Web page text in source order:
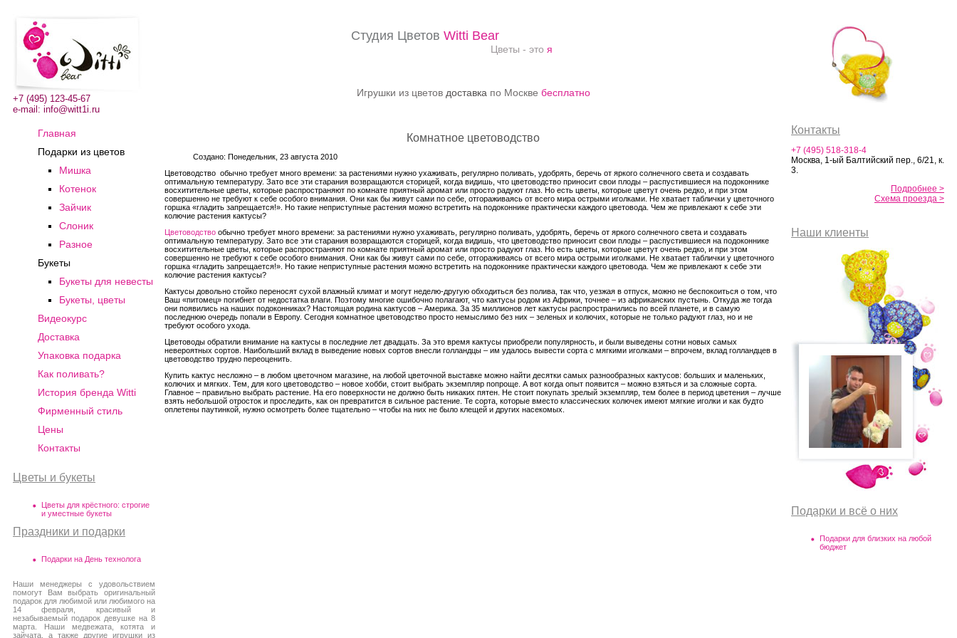
+7 (495) 123-45-67
e-mail: info@witt1i.ru
Студия Цветов Witti Bear
Цветы - это я
Игрушки из цветов доставка по Москве бесплатно
Главная
Подарки из цветов
Мишка
Котенок
Зайчик
Слоник
Разное
Букеты
Букеты для невесты
Букеты, цветы
Видеокурс
Доставка
Упаковка подарка
Как поливать?
История бренда Witti
Фирменный стиль
Цены
Контакты
Цветы и букеты
Цветы для крёстного: строгие
и уместные букеты
Праздники и подарки
Подарки на День технолога
Наши менеджеры с удовольствием
помогут Вам выбрать оригинальный
подарок для любимой или любимого на
14 февраля, красивый и
незабываемый подарок девушке на 8
марта. Наши медвежата, котята и
зайчата, а также другие игрушки из
Комнатное цветоводство
Создано: Понедельник, 23 августа 2010
Цветоводство обычно требует много времени: за растениями нужно ухаживать, регулярно поливать, удобрять, беречь от яркого солнечного света и создавать
оптимальную температуру. Зато все эти старания возвращаются сторицей, когда видишь, что цветоводство приносит свои плоды – распустившиеся на подоконнике
восхитительные цветы, которые распространяют по комнате приятный аромат или просто радуют глаз. Но есть цветы, которые цветут очень редко, и при этом
совершенно не требуют к себе особого внимания. Они как бы живут сами по себе, отгораживаясь от всего мира острыми иголками. Не хватает таблички у цветочного
горшка «гладить запрещается!». Но такие неприступные растения можно встретить на подоконнике практически каждого цветовода. Чем же привлекают к себе эти
колючие растения кактусы?
Цветоводство обычно требует много времени: за растениями нужно ухаживать, регулярно поливать, удобрять, беречь от яркого солнечного света и создавать
оптимальную температуру. Зато все эти старания возвращаются сторицей, когда видишь, что цветоводство приносит свои плоды – распустившиеся на подоконнике
восхитительные цветы, которые распространяют по комнате приятный аромат или просто радуют глаз. Но есть цветы, которые цветут очень редко, и при этом
совершенно не требуют к себе особого внимания. Они как бы живут сами по себе, отгораживаясь от всего мира острыми иголками. Не хватает таблички у цветочного
горшка «гладить запрещается!». Но такие неприступные растения можно встретить на подоконнике практически каждого цветовода. Чем же привлекают к себе эти
колючие растения кактусы?
Кактусы довольно стойко переносят сухой влажный климат и могут неделю-другую обходиться без полива, так что, уезжая в отпуск, можно не беспокоиться о том, что
Ваш «питомец» погибнет от недостатка влаги. Поэтому многие ошибочно полагают, что кактусы родом из Африки, точнее – из африканских пустынь. Откуда же тогда
они появились на наших подоконниках? Настоящая родина кактусов – Америка. За 35 миллионов лет кактусы распространились по всей планете, и в самую
последнюю очередь попали в Европу. Сегодня комнатное цветоводство просто немыслимо без них – зеленых и колючих, которые не только радуют глаз, но и не
требуют особого ухода.
Цветоводы обратили внимание на кактусы в последние лет двадцать. За это время кактусы приобрели популярность, и были выведены сотни новых самых
невероятных сортов. Наибольший вклад в выведение новых сортов внесли голландцы – им удалось вывести сорта с мягкими иголками – впрочем, вклад голландцев в
цветоводство трудно переоценить.
Купить кактус несложно – в любом цветочном магазине, на любой цветочной выставке можно найти десятки самых разнообразных кактусов: больших и маленьких,
колючих и мягких. Тем, для кого цветоводство – новое хобби, стоит выбрать экземпляр попроще. А вот когда опыт появится – можно взяться и за сложные сорта.
Главное – правильно выбрать растение. На его поверхности не должно быть никаких пятен. Не стоит покупать зрелый экземпляр, тем более в период цветения – лучше
взять небольшой отросток и проследить, как он превратится в сильное растение. Те сорта, которые вместо классических колючек имеют мягкие иголки и как будто
оплетены паутинкой, нужно осмотреть более тщательно – чтобы на них не было клещей и других насекомых.
Контакты
+7 (495) 518-318-4
Москва, 1-ый Балтийский пер., 6/21, к.
3.
Подробнее >
Схема проезда >
Наши клиенты
Подарки и всё о них
Подарки для близких на любой
бюджет